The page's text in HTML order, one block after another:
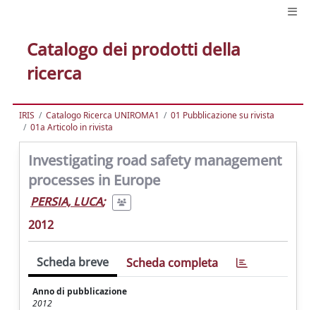
Catalogo dei prodotti della
ricerca
IRIS Catalogo Ricerca UNIROMA1
01 Pubblicazione su rivista
01a Articolo in rivista
Investigating road safety management
processes in Europe
PERSIA, LUCA;
2012
Scheda breve Scheda completa
Anno di pubblicazione
2012